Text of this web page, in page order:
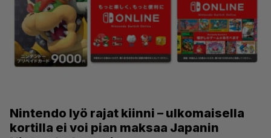
Nintendo lyö rajat kiinni – ulkomaisella
kortilla ei voi pian maksaa Japanin